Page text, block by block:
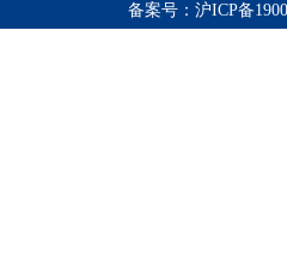
备案号： 沪ICP备